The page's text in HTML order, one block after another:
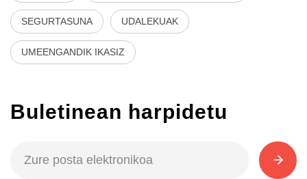
SEGURTASUNA UDALEKUAK
UMEENGANDIK IKASIZ
Buletinean harpidetu